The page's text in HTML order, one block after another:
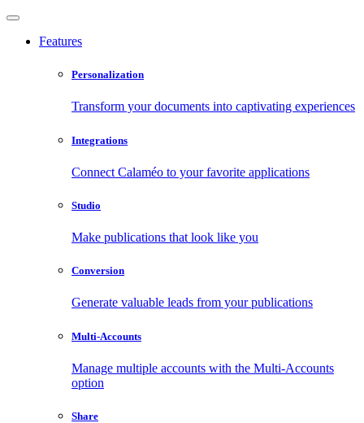
Features
Personalization
Transform your documents into captivating experiences
Integrations
Connect Calaméo to your favorite applications
Studio
Make publications that look like you
Conversion
Generate valuable leads from your publications
Multi-Accounts
Manage multiple accounts with the Multi-Accounts
option
Share